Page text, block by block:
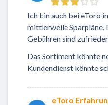
Ich bin auch bei eToro
mittlerweile Sparpläne.
Gebühren sind
Das Sortiment könnte
Kundendienst könnte
eToro